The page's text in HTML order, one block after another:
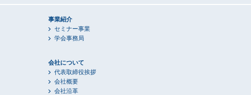
事業紹介
セミナー事業
学会事務局
会社について
代表取締役挨拶
会社概要
会社沿革